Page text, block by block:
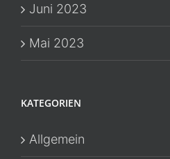
Juni 2023
Mai 2023
KATEGORIEN
Allgemein